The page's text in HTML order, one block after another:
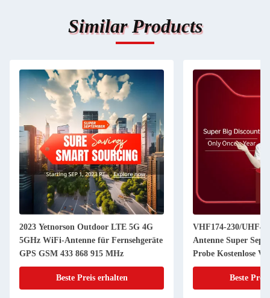
Similar Products
2023 Yetnorson Outdoor LTE 5G 4G
5GHz WiFi-Antenne für Fernsehgeräte
GPS GSM 433 868 915 MHz
Beste Preis erhalten
VHF174-230/
Antenne Super
Probe Kostenlose
Beste